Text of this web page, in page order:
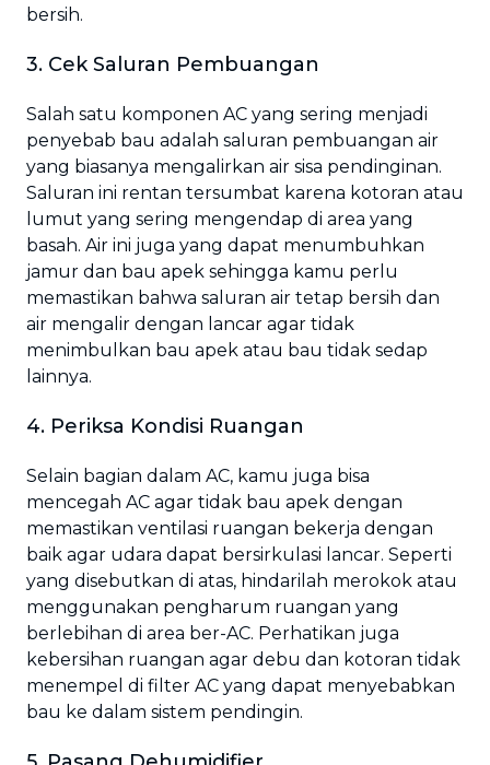
bersih.
3. Cek Saluran Pembuangan
Salah satu komponen AC yang sering menjadi
penyebab bau adalah saluran pembuangan air
yang biasanya mengalirkan air sisa pendinginan.
Saluran ini rentan tersumbat karena kotoran atau
lumut yang sering mengendap di area yang
basah. Air ini juga yang dapat menumbuhkan
jamur dan bau apek sehingga kamu perlu
memastikan bahwa saluran air tetap bersih dan
air mengalir dengan lancar agar tidak
menimbulkan bau apek atau bau tidak sedap
lainnya.
4. Periksa Kondisi Ruangan
Selain bagian dalam AC, kamu juga bisa
mencegah AC agar tidak bau apek dengan
memastikan ventilasi ruangan bekerja dengan
baik agar udara dapat bersirkulasi lancar. Seperti
yang disebutkan di atas, hindarilah merokok atau
menggunakan pengharum ruangan yang
berlebihan di area ber-AC. Perhatikan juga
kebersihan ruangan agar debu dan kotoran tidak
menempel di filter AC yang dapat menyebabkan
bau ke dalam sistem pendingin.